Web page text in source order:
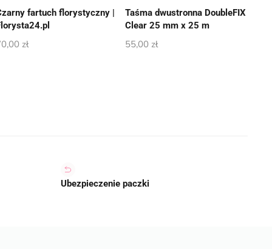
fartuch florystyczny |
zł
Taśma dwustronna DoubleFIX
Clear 25 mm x 25 m
55,00 zł
Ubezpieczenie paczki